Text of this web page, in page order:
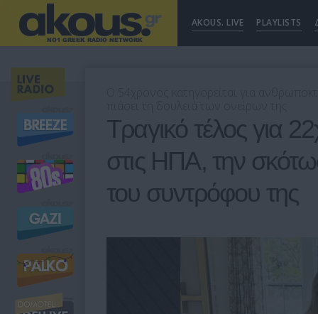
AKOUS. LIVE PLAYLISTS
Τραγικό τέλος για
στις ΗΠΑ, την
του συντρόφου της